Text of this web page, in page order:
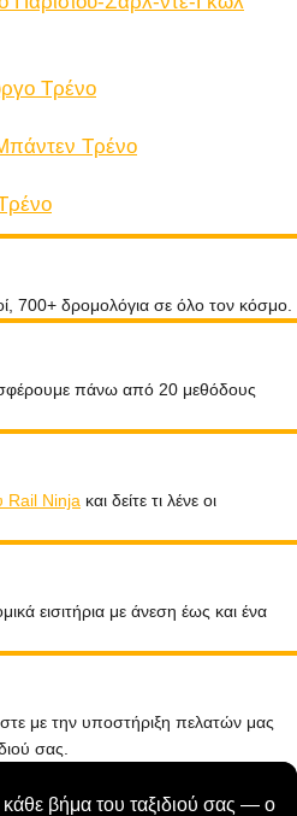
Tρένο
Tρένο
700+ δρομολόγια σε όλο τον κόσμο.
πάνω από 20 μεθόδους
Rail Ninja και δείτε τι λένε οι
εισιτήρια με άνεση έως και ένα
με την υποστήριξη πελατών μας
σας.
βήμα του ταξιδιού σας — ο